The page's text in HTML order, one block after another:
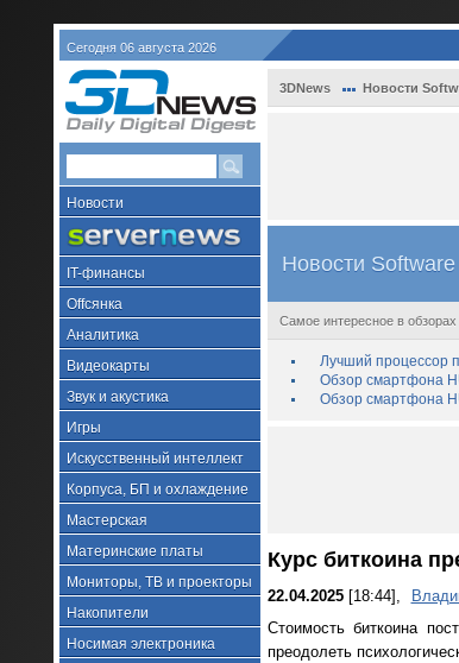
Сегодня 06 августа 2026
Новости
IT-финансы
Offсянка
Аналитика
Видеокарты
Звук и акустика
Игры
Искусственный интеллект
Корпуса, БП и охлаждение
Мастерская
Материнские платы
Мониторы, ТВ и проекторы
Накопители
Носимая электроника
3DNews Новости
Новости Software
Самое интересное в обзорах
Лучший процессор
Обзор смартфона
Обзор смартфона
Курс биткоина
22.04.2025[18:44],
Стоимость биткоина
преодолеть